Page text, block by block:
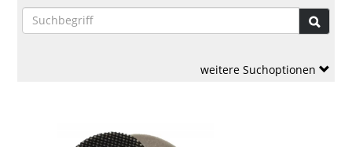
weitere Suchoptionen